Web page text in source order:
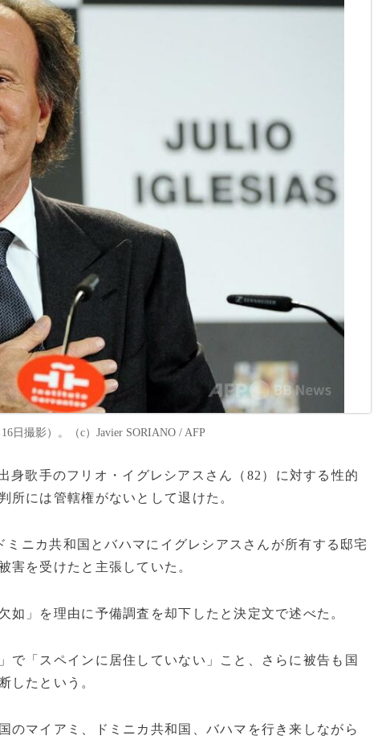
日撮影）。（c）Javier SORIANO / AFP
身歌手のフリオ・イグレシアスさん（82）に対する性的
所には管轄権がないとして退けた。
ニカ共和国とバハマにイグレシアスさんが所有する邸宅
害を受けたと主張していた。
如」を理由に予備調査を却下したと決定文で述べた。
で「スペインに居住していない」こと、さらに被告も国
したという。
のマイアミ、ドミニカ共和国、バハマを行き来しながら